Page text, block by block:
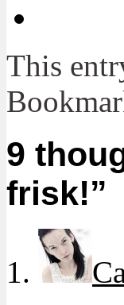
This
9
frisk!”